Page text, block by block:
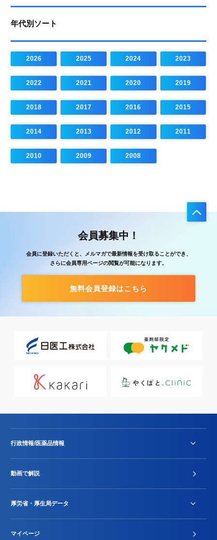
年代別ソート
2026 2025 2024 2023
2022 2021 2020 2019
2018 2017 2016 2015
2014 2013 2012 2011
2010 2009 2008
会員募集中！
会員に登録いただくと、メルマガで最新情報を受け取ることができ、
さらに会員専用ページの閲覧が可能になります。
無料会員登録はこちら
行政情報/医薬品情報
Stu-GEレポート
動画で解説
厚労省・厚生局データ
マイページ